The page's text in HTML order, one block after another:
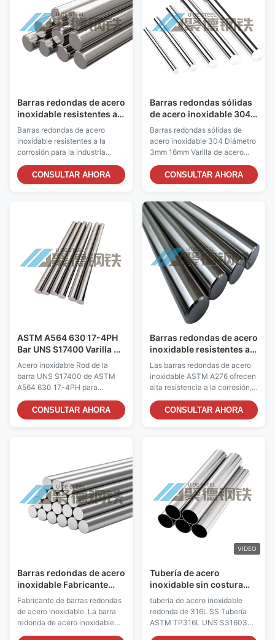
aplicaciones de construcción,
aeroespaciales y marinas.
aplicaciones de construcción,
aeroespaciales y marinas.
Barras redondas de acero
inoxidable resistentes a
la corrosión para la
industria petroquímica
Barras redondas de acero
inoxidable resistentes a la
corrosión para la industria
petroquímica El nuestroBarras
redondas de acero inoxidable
316Ties una varilla de acero
industriales exigentes.El 316Ti
ofrece una ...
CONSULTAR AHORA
Barras redondas sólidas
de acero inoxidable 304
Diámetro 3mm 16mm
Varilla de acero
inoxidable para
Barras redondas sólidas de
acero inoxidable 304 Diámetro
3mm 16mm Varilla de acero
inoxidable para accesorios de
hardware El nuestroBarras
redondas sólidas de acero
en acero inoxidable AISI 304
de primera calidad, ofrece una
resistencia a la corrosión
excepcional, una ...
CONSULTAR AHORA
ASTM A564 630 17-4PH
Bar UNS S17400 Varilla de
acero inoxidable para
aplicaciones marinas
Acero inoxidable Rod de la
barra UNS S17400 de ASTM
A564 630 17-4PH para
aplicaciones marinas ASTM
A564Barra de acero inoxidable
17-4PH(UNS S17400 / Tipo
precipitación que combinaalta
resistencia, excelente
resistencia a la ...
CONSULTAR AHORA
Barras redondas de acero
inoxidable resistentes a
la corrosión para
aplicaciones industriales
Las barras redondas de acero
inoxidable ASTM A276 ofrecen
alta resistencia a la corrosión,
solidez y tenacidad al impacto.
Disponible en múltiples grados
(304, 316L, 430F, etc.) y
opciones de procesamiento
personalizadas. Ideal para
aplicaciones de construcción,
aeroespaciales y marinas.
CONSULTAR AHORA
Barras redondas de acero
inoxidable Fabricante
316L Varilla de acero
inoxidable Normas ASTM
EN JIS Aplicaciones
Fabricante de barras redondas
de acero inoxidable. La barra
redonda de acero inoxidable
316L es una barra de acero
VIDEO
Tubería de acero
inoxidable sin costura
ASTM A312 TP304 UNS
S30408 ​​DN15
OD19×1.5mm
tubería de acero inoxidable
redonda de 316L SS Tubería
ASTM TP316L UNS S31603
para la industria química